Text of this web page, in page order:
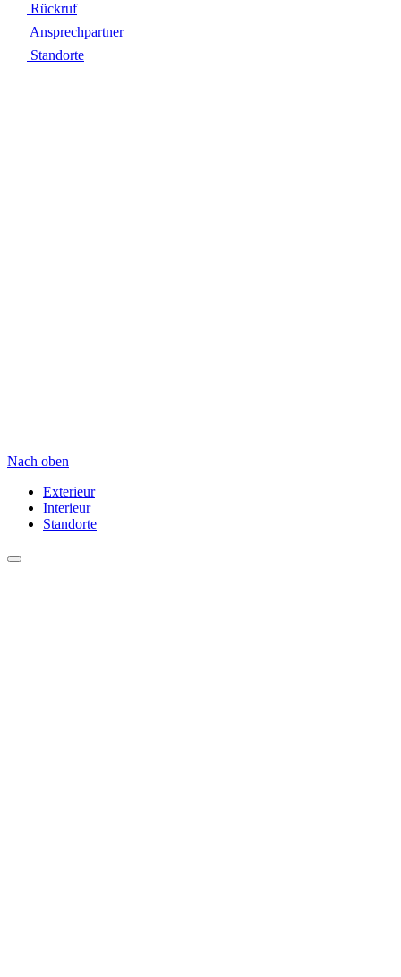
Rückruf
Ansprechpartner
Standorte
Nach oben
Exterieur
Interieur
Standorte